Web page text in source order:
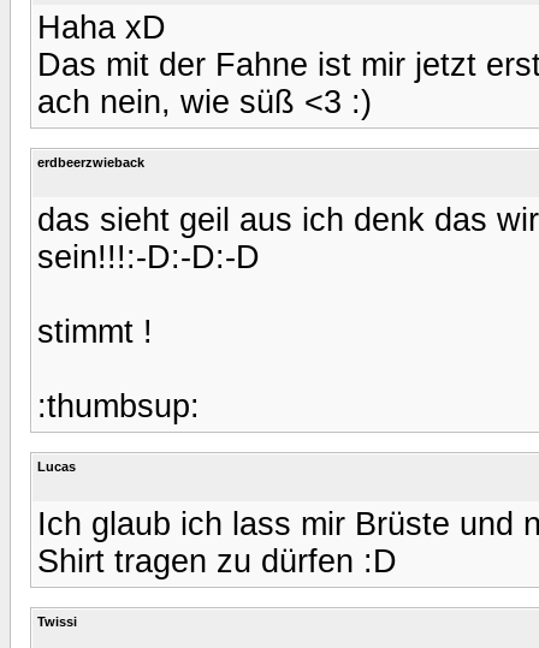
Haha xD
Das mit der Fahne ist mir jetzt
ach nein, wie süß <3 :)
erdbeerzwieback
das sieht geil aus ich denk das
sein!!!:-D:-D:-D
stimmt !
:thumbsup:
Lucas
Ich glaub ich lass mir Brüste und
Shirt tragen zu dürfen :D
Twissi